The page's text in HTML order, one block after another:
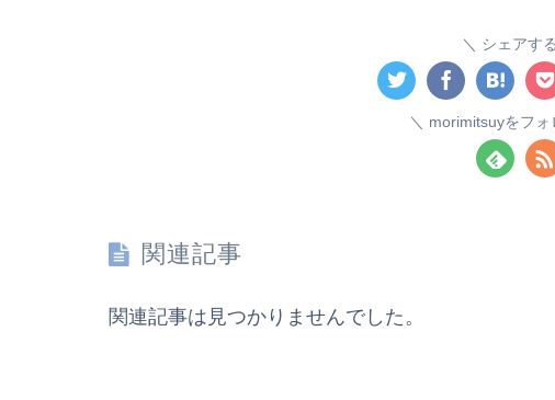
シェアする
morimitsuyをフォ
関連記事
関連記事は見つかりませんでした。